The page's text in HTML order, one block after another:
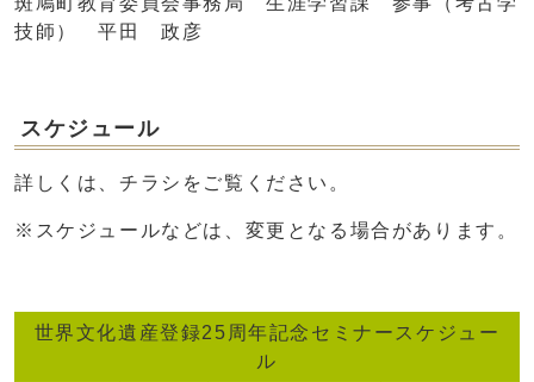
技師） 平田 政彦
スケジュール
詳しくは、チラシをご覧ください。
※スケジュールなどは、変更となる場合があります。
世界文化遺産登録25周年記念セミナースケジュー
ル